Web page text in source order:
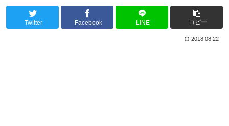
Twitter Facebook LINE コピー
2018.08.22